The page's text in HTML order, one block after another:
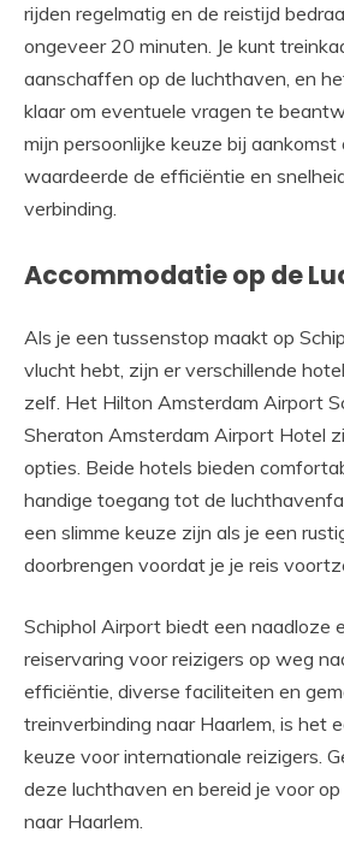
rijden regelmatig en de reistijd
ongeveer 20 minuten. Je kunt
aanschaffen op de luchthaven, en
klaar om eventuele vragen te
mijn persoonlijke keuze bij aankomst
waardeerde de efficiëntie en
verbinding.
Accommodatie op de
Als je een tussenstop maakt op
vlucht hebt, zijn er verschillende
zelf. Het Hilton Amsterdam Airport
Sheraton Amsterdam Airport Hotel
opties. Beide hotels bieden
handige toegang tot de
een slimme keuze zijn als je een
doorbrengen voordat je je reis
Schiphol Airport biedt een naadloze
reiservaring voor reizigers op weg
efficiëntie, diverse faciliteiten en
treinverbinding naar Haarlem, is het
keuze voor internationale reizigers.
deze luchthaven en bereid je voor
naar Haarlem.